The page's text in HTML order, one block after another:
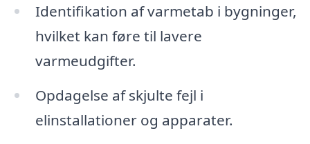
Identifikation af varmetab i bygninger,
hvilket kan føre til lavere
varmeudgifter.
Opdagelse af skjulte fejl i
elinstallationer og apparater.